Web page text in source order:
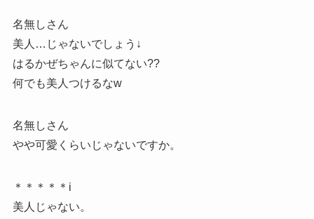
名無しさん
美人…じゃないでしょう↓
はるかぜちゃんに似てない??
何でも美人つけるなw
名無しさん
やや可愛くらいじゃないですか。
＊＊＊＊＊i
美人じゃない。